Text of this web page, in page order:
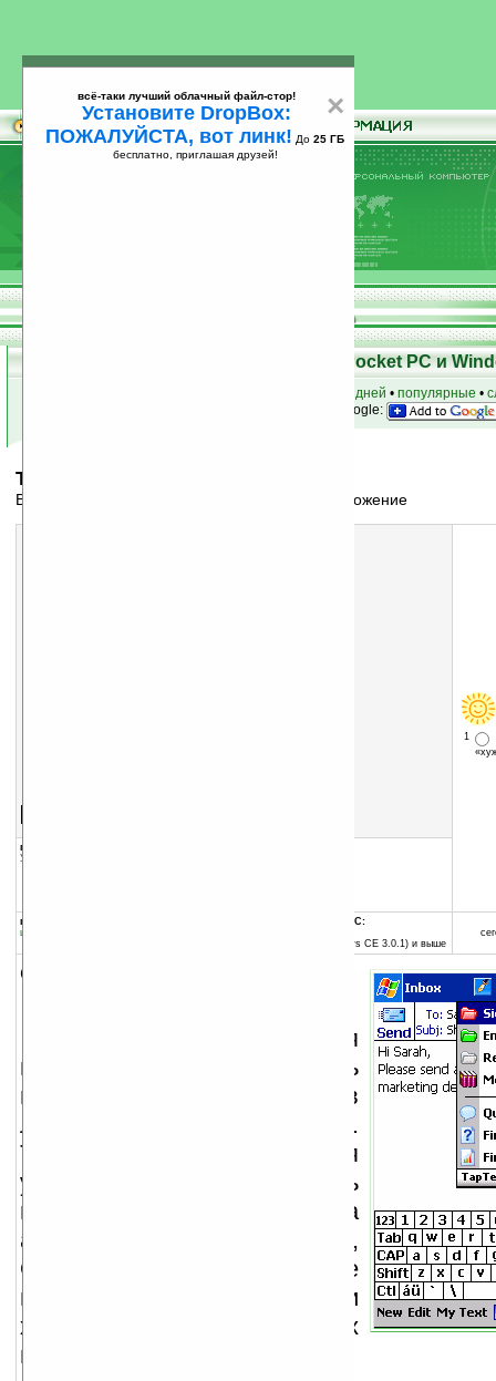
25
Скачать программы для КПК Pocket PC и
за 7 дней • популярные •
на Google:
TapText v1.3
Вставка подготовленного текста в любое приложение
1
группы программы:
Управление информацией
программа:
шареварная
совместима с Pocket PC:
Pocket PC 2002 (Windows CE 3.0.1) и выше
описание:
Программа, дающая
возможность вставлять
подготовленный текст в
любое приложение.
Текстовые вставки, для
удобства, можно разбивать
по группам. Есть поддержка
аппаратных кнопок,
QVGA/VGA, а также
поддержка возможности
хранения текста на картах
памяти.
×
всё-таки лучший облачный файл-стор!
Установите DropBox:
ПОЖАЛУЙСТА, вот линк! До 25 ГБ
бесплатно, приглашая друзей!